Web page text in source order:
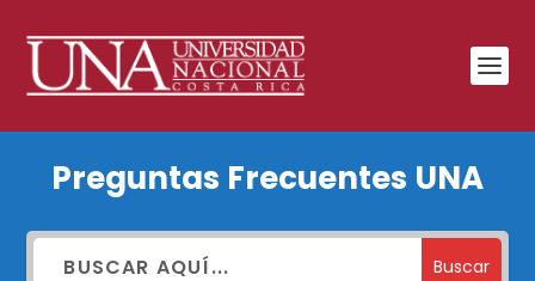
puedo
encontrar
información
Preguntas Frecuentes UNA
Buscar